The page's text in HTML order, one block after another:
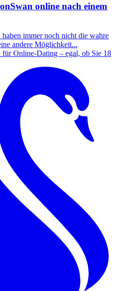
online nach einem
immer noch nicht die wahre
andere Möglichkeit...
Online-Dating – egal, ob Sie 18